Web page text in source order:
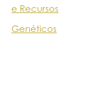
e Recursos
Genéticos